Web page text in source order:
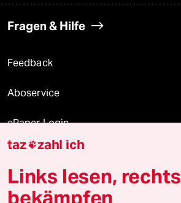
Fragen & Hilfe
Feedback
Aboservice
ePaper Login
Downloads für Abonnierende
taz zahl ich
Links lesen, rechts
bekämpfen